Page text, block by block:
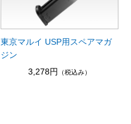
東京マルイ USP用スペアマガ
ジン
3,278円
（税込み）